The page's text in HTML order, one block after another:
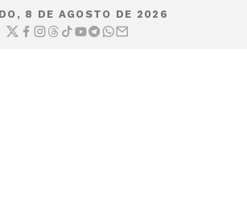
8 DE AGOSTO DE 2026